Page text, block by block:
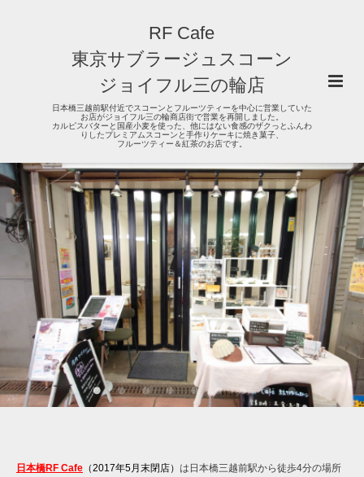
RF Cafe
東京サブラージュスコーン
ジョイフル三の輪店
日本橋三越前駅付近でスコーンとフルーツティーを中心に営業していた
お店がジョイフル三の輪商店街で営業を再開しました。
カルピスバターと国産小麦を使った、他にはない食感のザクっとふんわ
りしたプレミアムスコーンと手作りケーキに焼き菓子、
フルーツティー＆紅茶のお店です。
日本橋RF Cafe （2017年5月末閉店） は日本橋三越前駅から徒歩4分の場所